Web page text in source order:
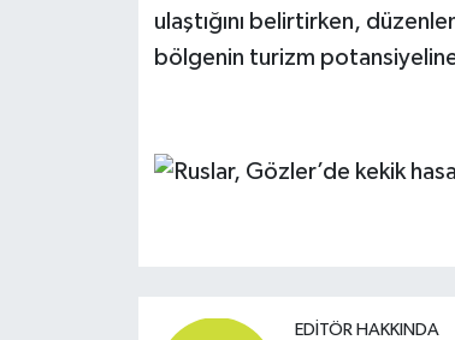
ulaştığını belirtirken,
bölgenin turizm potansiyeline
EDITÖR HAKKINDA